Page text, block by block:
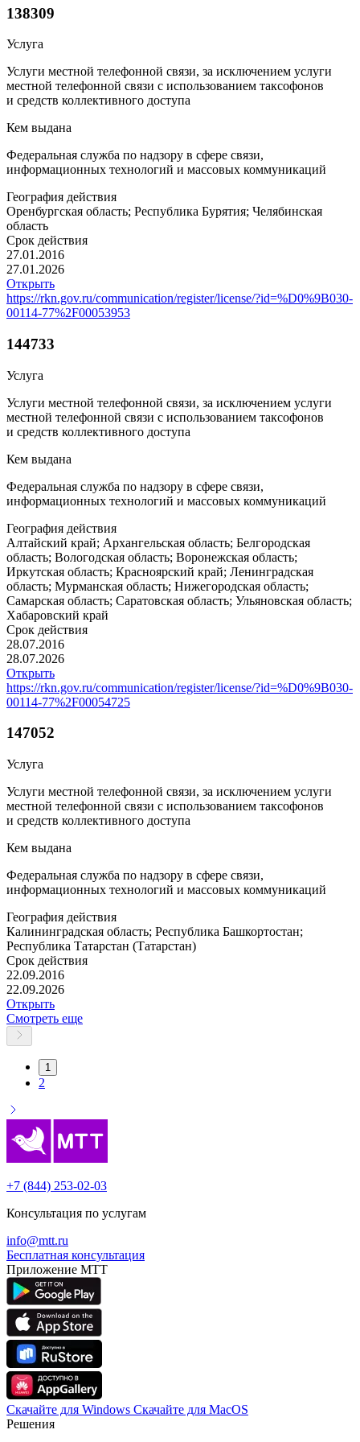
138309
Услуга
Услуги местной телефонной связи, за исключением услуги
местной телефонной связи с использованием таксофонов
и средств коллективного доступа
Кем выдана
Федеральная служба по надзору в сфере связи,
информационных технологий и массовых коммуникаций
География действия
Оренбургская область; Республика Бурятия; Челябинская
область
Срок действия
27.01.2016
27.01.2026
Открыть
https://rkn.gov.ru/communication/register/license/?id=%D0%9B030-
00114-77%2F00053953
144733
Услуга
Услуги местной телефонной связи, за исключением услуги
местной телефонной связи с использованием таксофонов
и средств коллективного доступа
Кем выдана
Федеральная служба по надзору в сфере связи,
информационных технологий и массовых коммуникаций
География действия
Алтайский край; Архангельская область; Белгородская
область; Вологодская область; Воронежская область;
Иркутская область; Красноярский край; Ленинградская
область; Мурманская область; Нижегородская область;
Самарская область; Саратовская область; Ульяновская область;
Хабаровский край
Срок действия
28.07.2016
28.07.2026
Открыть
https://rkn.gov.ru/communication/register/license/?id=%D0%9B030-
00114-77%2F00054725
147052
Услуга
Услуги местной телефонной связи, за исключением услуги
местной телефонной связи с использованием таксофонов
и средств коллективного доступа
Кем выдана
Федеральная служба по надзору в сфере связи,
информационных технологий и массовых коммуникаций
География действия
Калининградская область; Республика Башкортостан;
Республика Татарстан (Татарстан)
Срок действия
22.09.2016
22.09.2026
Открыть
Смотреть еще
1
2
+7 (844) 253-02-03
Консультация по услугам
info@mtt.ru
Бесплатная консультация
Приложение МТТ
Скачайте для Windows Cкачайте для MacOS
Решения